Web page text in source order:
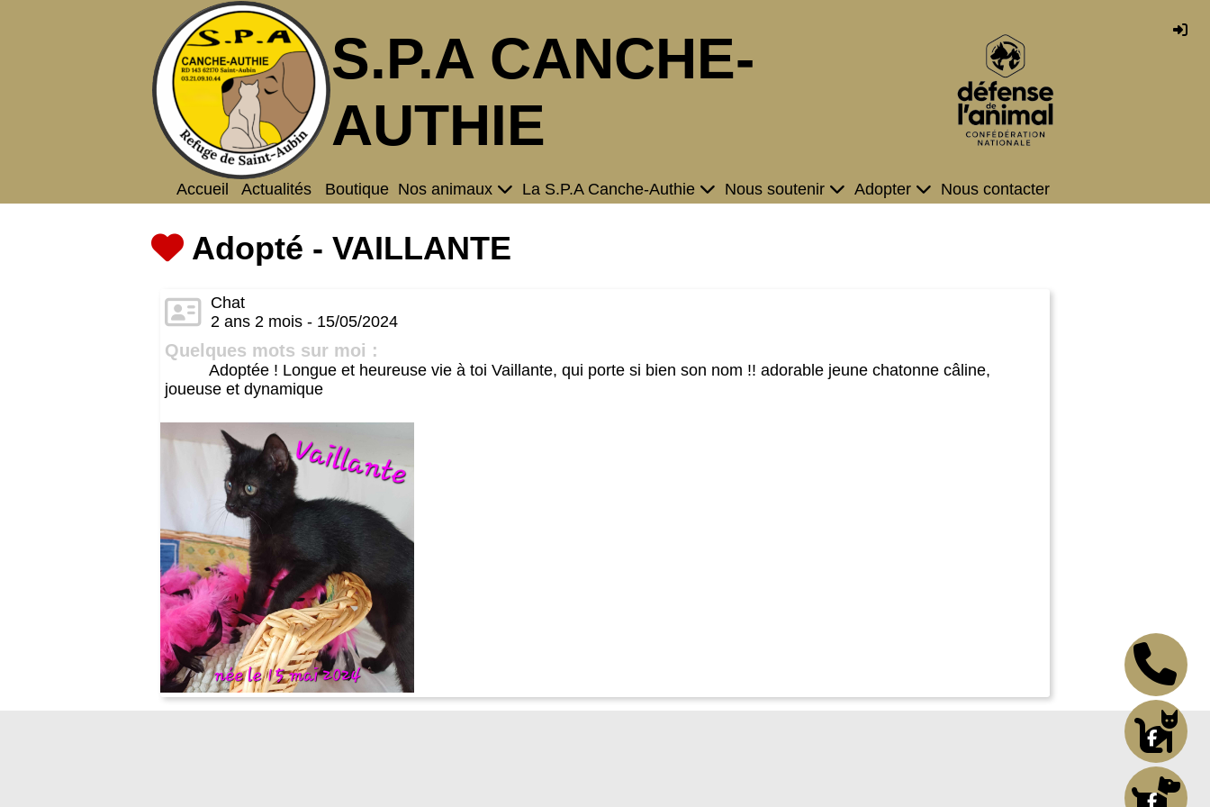
S.P.A CANCHE-
AUTHIE
Accueil Actualités Boutique Nos animaux La S.P.A Canche-Authie Nous soutenir Adopter Nous contacter
Adopté - VAILLANTE
Chat
2 ans 2 mois - 15/05/2024
Quelques mots sur moi :
Adoptée ! Longue et heureuse vie à toi Vaillante, qui porte si bien son nom !! adorable jeune chatonne câline,
joueuse et dynamique